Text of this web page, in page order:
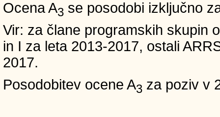
Ocena A3 se posodobi izključno
Vir: za člane programskih skupin
in I za leta 2013-2017, ostali
2017.
Posodobitev ocene A3 za poziv v